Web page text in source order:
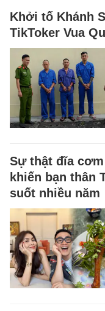
Khởi tố Khánh
TikToker Vua
Sự thật đĩa
khiến bạn thân
suốt nhiều năm